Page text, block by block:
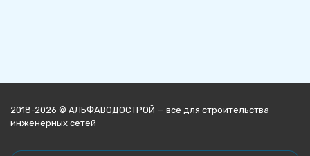
2018-2026 © АЛЬФАВОДОСТРОЙ — все для строительства
инженерных сетей